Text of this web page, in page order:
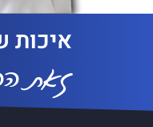
איכות
זאת